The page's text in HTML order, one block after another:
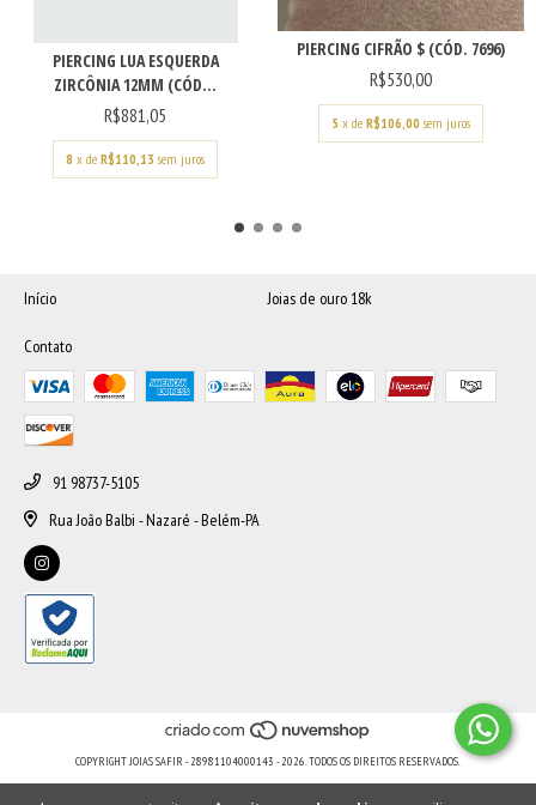
PIERCING LUA ESQUERDA
ZIRCÔNIA 12MM (CÓD...
R$881,05
8 x deR$110,13 sem juros
PIERCING CIFRÃO $ (CÓD. 7696)
R$530,00
5 x de R$106,00 sem juros
Início Joias de ouro 18k
Contato
91 98737-5105
Rua João Balbi - Nazaré - Belém-PA
COPYRIGHT JOIAS SAFIR - 28981104000143 - 2026. TODOS OS DIREITOS RESERVADOS.